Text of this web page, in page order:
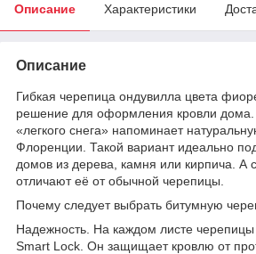
Описание Характеристики
Описание
Гибкая черепица ондувилла цвета
решение для оформления кровли дома.
«легкого снега» напоминает
Флоренции. Такой вариант идеально
домов из дерева, камня или кирпича. А
отличают её от обычной черепицы.
Почему следует выбрать битумную
Надежность. На каждом листе черепицы
Smart Lock. Он защищает кровлю от